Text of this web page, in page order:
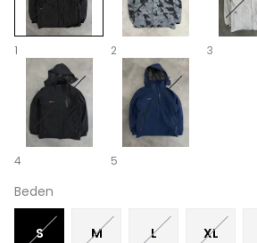
1 2 3
4 5
Beden
S M L XL